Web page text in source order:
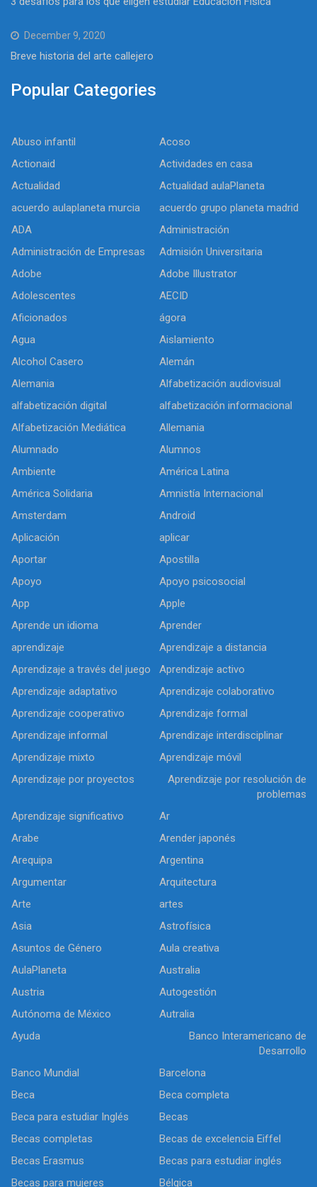
December 9, 2020
Breve historia del arte callejero
Popular Categories
Abuso infantil
Acoso
Actionaid
Actividades en casa
Actualidad
Actualidad aulaPlaneta
acuerdo aulaplaneta murcia
acuerdo grupo planeta madrid
ADA
Administración
Administración de Empresas
Admisión Universitaria
Adobe
Adobe Illustrator
Adolescentes
AECID
Aficionados
ágora
Agua
Aislamiento
Alcohol Casero
Alemán
Alemania
Alfabetización audiovisual
alfabetización digital
alfabetización informacional
Alfabetización Mediática
Allemania
Alumnado
Alumnos
Ambiente
América Latina
América Solidaria
Amnistía Internacional
Amsterdam
Android
Aplicación
aplicar
Aportar
Apostilla
Apoyo
Apoyo psicosocial
App
Apple
Aprende un idioma
Aprender
aprendizaje
Aprendizaje a distancia
Aprendizaje a través del juego
Aprendizaje activo
Aprendizaje adaptativo
Aprendizaje colaborativo
Aprendizaje cooperativo
Aprendizaje formal
Aprendizaje informal
Aprendizaje interdisciplinar
Aprendizaje mixto
Aprendizaje móvil
Aprendizaje por proyectos
Aprendizaje por resolución de
problemas
Aprendizaje significativo
Ar
Arabe
Arender japonés
Arequipa
Argentina
Argumentar
Arquitectura
Arte
artes
Asia
Astrofísica
Asuntos de Género
Aula creativa
AulaPlaneta
Australia
Austria
Autogestión
Autónoma de México
Autralia
Ayuda
Banco Interamericano de
Desarrollo
Banco Mundial
Barcelona
Beca
Beca completa
Beca para estudiar Inglés
Becas
Becas completas
Becas de excelencia Eiffel
Becas Erasmus
Becas para estudiar inglés
Becas para mujeres
Bélgica